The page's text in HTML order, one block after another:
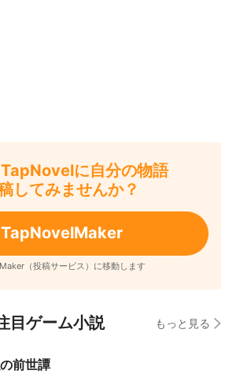
に自分の物語
してみませんか？
TapNovelMaker
（投稿サービス）に移動します
目ゲーム小説 もっと見る
前世譚